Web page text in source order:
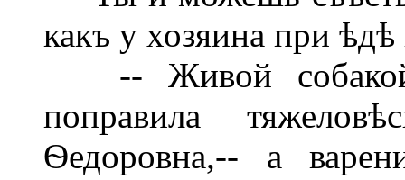
какъ у хозяина при
-- Живой собакой
поправила
Ѳедоровна,-- а